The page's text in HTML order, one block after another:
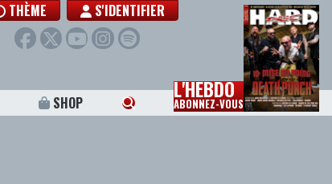
THÈME S'IDENTIFIER
SHOP L'HEBDO
ABONNEZ-VOUS